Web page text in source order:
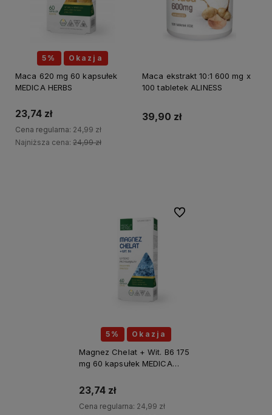
5% Okazja
Maca 620 mg 60 kapsułek
MEDICA HERBS
23,74 zł
Cena regularna: 24,99 zł
Najniższa cena: 24,99 zł
Maca ekstrakt 10:1 600 mg x
100 tabletek ALINESS
39,90 zł
5% Okazja
Magnez Chelat + Wit. B6 175
mg 60 kapsułek MEDICA
23,74 zł
Cena regularna: 24,99 zł
Do ulubionych